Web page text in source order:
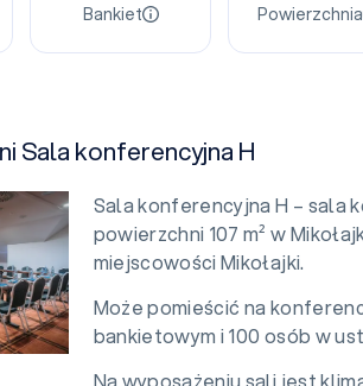
Bankiet Powierzchnia
Sala konferencyjna H
Sala konferencyjna H – sala
powierzchni 107 m² w
miejscowości Mikołajki.
Może pomieścić na
bankietowym i 100 osób w